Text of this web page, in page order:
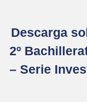
Descarga
2º
– Serie